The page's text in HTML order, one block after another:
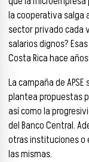
la cooperativa salga
sector privado cada
salarios dignos?
Costa Rica hace
La campaña de APSE
plantea propuestas
así como la
del Banco Central.
otras instituciones o
las mismas.